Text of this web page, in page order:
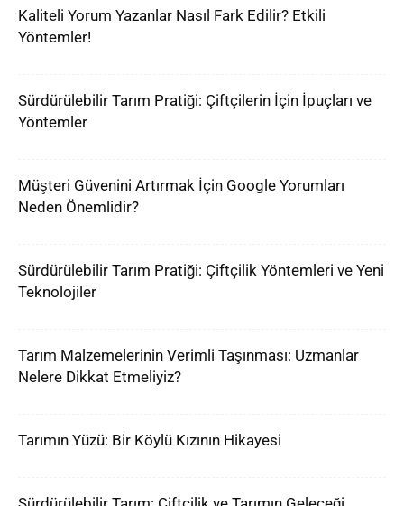
Kaliteli Yorum Yazanlar Nasıl Fark Edilir? Etkili
Yöntemler!
Sürdürülebilir Tarım Pratiği: Çiftçilerin İçin İpuçları ve
Yöntemler
Müşteri Güvenini Artırmak İçin Google Yorumları
Neden Önemlidir?
Sürdürülebilir Tarım Pratiği: Çiftçilik Yöntemleri ve Yeni
Teknolojiler
Tarım Malzemelerinin Verimli Taşınması: Uzmanlar
Nelere Dikkat Etmeliyiz?
Tarımın Yüzü: Bir Köylü Kızının Hikayesi